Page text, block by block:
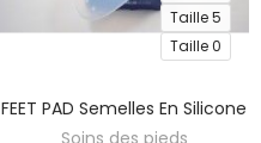
Taille 5
Taille 0
FEET PAD Semelles En Silicone
Soins des pieds